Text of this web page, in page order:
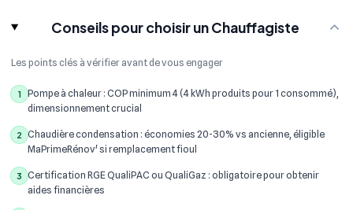
Conseils pour choisir un Chauffagiste
Les points clés à vérifier avant de vous engager
1
Pompe à chaleur : COP minimum 4 (4 kWh produits pour 1 consommé),
dimensionnement crucial
2
Chaudière condensation : économies 20-30% vs ancienne, éligible
MaPrimeRénov' si remplacement fioul
3
Certification RGE QualiPAC ou QualiGaz : obligatoire pour obtenir
aides financières